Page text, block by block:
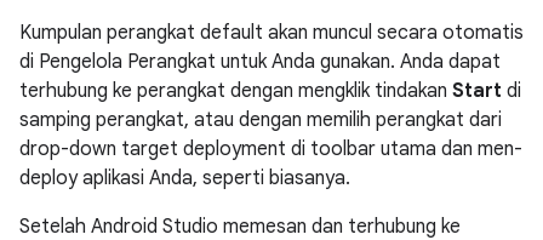
Kumpulan perangkat default akan muncul secara otomatis
di Pengelola Perangkat untuk Anda gunakan. Anda dapat
terhubung ke perangkat dengan mengklik tindakan Start di
samping perangkat, atau dengan memilih perangkat dari
drop-down target deployment di toolbar utama dan men-
deploy aplikasi Anda, seperti biasanya.
Setelah Android Studio memesan dan terhubung ke